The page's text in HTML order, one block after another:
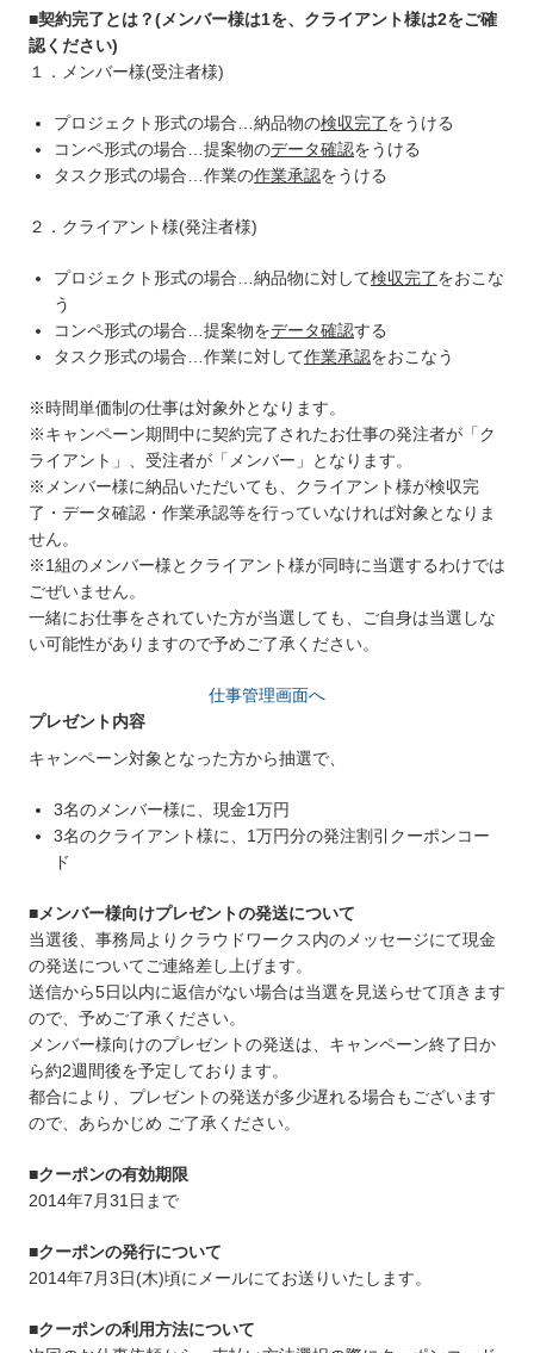
■契約完了とは？(メンバー様は1を、クライアント様は2をご確
認ください)
１．メンバー様(受注者様)
プロジェクト形式の場合…納品物の検収完了をうける
コンペ形式の場合…提案物のデータ確認をうける
タスク形式の場合…作業の作業承認をうける
２．クライアント様(発注者様)
プロジェクト形式の場合…納品物に対して検収完了をおこな
う
コンペ形式の場合…提案物をデータ確認する
タスク形式の場合…作業に対して作業承認をおこなう
※時間単価制の仕事は対象外となります。
※キャンペーン期間中に契約完了されたお仕事の発注者が「ク
ライアント」、受注者が「メンバー」となります。
※メンバー様に納品いただいても、クライアント様が検収完
了・データ確認・作業承認等を行っていなければ対象となりま
せん。
※1組のメンバー様とクライアント様が同時に当選するわけでは
ごぜいません。
一緒にお仕事をされていた方が当選しても、ご自身は当選しな
い可能性がありますので予めご了承ください。
仕事管理画面へ
プレゼント内容
キャンペーン対象となった方から抽選で、
3名のメンバー様に、現金1万円
3名のクライアント様に、1万円分の発注割引クーポンコー
ド
■メンバー様向けプレゼントの発送について
当選後、事務局よりクラウドワークス内のメッセージにて現金
の発送についてご連絡差し上げます。
送信から5日以内に返信がない場合は当選を見送らせて頂きます
ので、予めご了承ください。
メンバー様向けのプレゼントの発送は、キャンペーン終了日か
ら約2週間後を予定しております。
都合により、プレゼントの発送が多少遅れる場合もございます
ので、あらかじめ ご了承ください。
■クーポンの有効期限
2014年7月31日まで
■クーポンの発行について
2014年7月3日(木)頃にメールにてお送りいたします。
■クーポンの利用方法について